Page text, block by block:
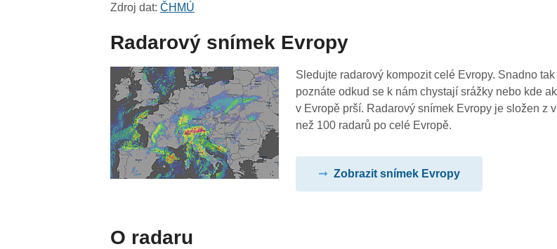
Zdroj dat:ČHMÚ
Radarový snímek Evropy
Sledujte radarový kompozit celé Evropy. Snadno tak
poznáte odkud se k nám chystají srážky nebo kde
v Evropě prší. Radarový snímek Evropy je složen z
než 100 radarů po celé Evropě.
Zobrazit snímek Evropy
O radaru